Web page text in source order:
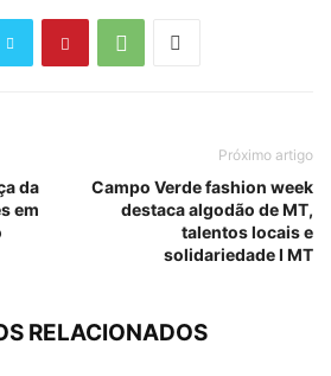
da
em
Próximo artigo
Campo Verde fashion week
destaca algodão de MT,
talentos locais e
solidariedade I MT
RELACIONADOS